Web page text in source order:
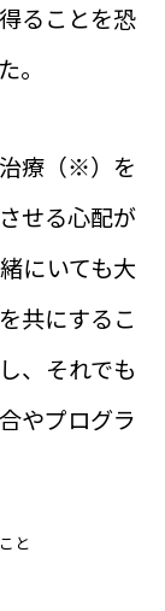
ることを恐
。
療（※）を
せる心配が
にいても大
共にするこ
、それでも
やプログラ
と